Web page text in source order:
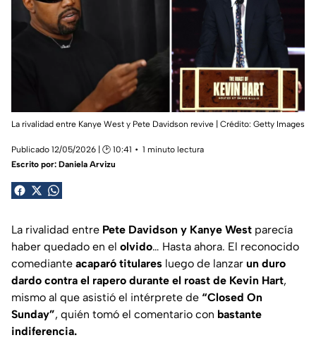
La rivalidad entre Kanye West y Pete Davidson revive | Crédito: Getty Images
Publicado 12/05/2026 | 🕑 10:41
1 minuto lectura
Escrito por: Daniela Arvizu
La rivalidad entre Pete Davidson y Kanye West parecía
haber quedado en el olvido… Hasta ahora. El reconocido
comediante acaparó titulares luego de lanzar un duro
dardo contra el rapero durante el roast de Kevin Hart,
mismo al que asistió el intérprete de “Closed On
Sunday”, quién tomó el comentario con bastante
indiferencia.